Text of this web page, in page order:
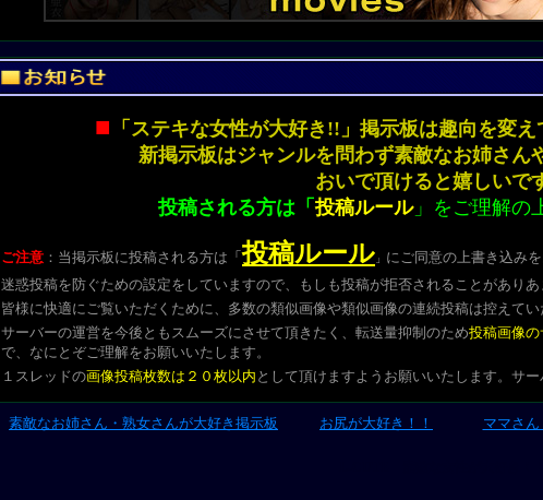
■ 「ステキな女性が大好き!!」掲示板は趣向を
新掲示板はジャンルを問わず素敵なお姉さん
おいで頂けると嬉しいで
投稿される方は「投稿ルール」をご理解の
ご注意 ：当掲示板に投稿される方は 「投稿ルール 」 にご同意の上書き込み
迷惑投稿を防ぐための設定をしていますので、もしも投稿が拒否されることがありあ
皆様に快適にご覧いただくために、多数の類似画像や類似画像の連続投稿は控えて
サーバーの運営を今後ともスムーズにさせて頂きたく、転送量抑制のため投稿画像
で、なにとぞご理解をお願いいたします。
１スレッドの画像投稿枚数は２０枚以内 として頂けますようお願いいたします。サ
素敵なお姉さん・熟女さんが大好き掲示板 お尻が大好き！！ ママさん